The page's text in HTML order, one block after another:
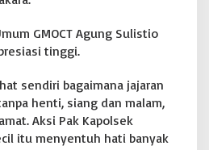
GMOCT Agung Sulistio
tinggi.
sendiri bagaimana jajaran
henti, siang dan malam,
Aksi Pak Kapolsek
itu menyentuh hati banyak